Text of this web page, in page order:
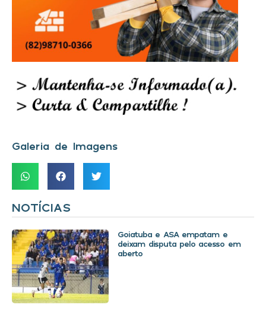
Galeria de Imagens
NOTÍCIAS
Goiatuba e ASA empatam e
deixam disputa pelo acesso em
aberto